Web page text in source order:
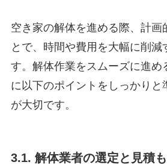
空き家の解体を進める際、計画
とで、時間や費用を大幅に削減
す。解体作業をスムーズに進め
に以下のポイントをしっかりと
が大切です。
3.1. 解体業者の選定と見積